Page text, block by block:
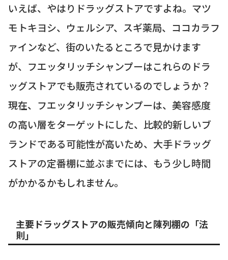
いえば、やはりドラッグストアですよね。マツ
モトキヨシ、ウェルシア、スギ薬局、ココカラフ
ァインなど、街のいたるところで見かけます
が、フエッタリッチシャンプーはこれらのドラ
ッグストアでも販売されているのでしょうか？
現在、フエッタリッチシャンプーは、美容感度
の高い層をターゲットにした、比較的新しいブ
ランドである可能性が高いため、大手ドラッグ
ストアの定番棚に並ぶまでには、もう少し時間
がかかるかもしれません。
主要ドラッグストアの販売傾向と陳列棚の「法
則」